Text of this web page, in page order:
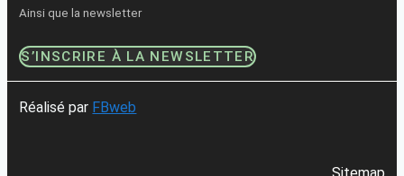
Ainsi que la newsletter
S’INSCRIRE À LA NEWSLETTER
Réalisé par FBweb
Sitemap